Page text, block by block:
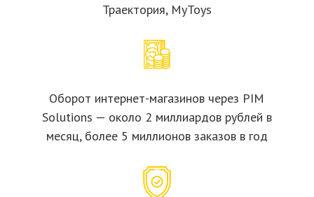
Траектория, MyToys
Оборот интернет-магазинов через PIM
Solutions — около 2 миллиардов рублей в
месяц, более 5 миллионов заказов в год